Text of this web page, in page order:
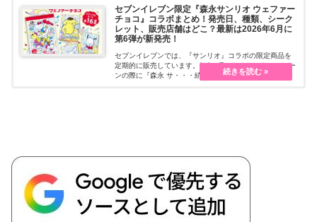
セブンイレブン限定『森永サンリオ ウェファー
チョコ』コラボまとめ！発売日、種類、シーク
レット、販売店舗はどこ？最新は2026年6月に
第6弾が新発売！
セブンイレブンでは、『サンリオ』コラボの限定商品を
定期的に販売しています。毎年9月のサンリオキャンペー
ンの際に『森永 サ・・・続きを読む